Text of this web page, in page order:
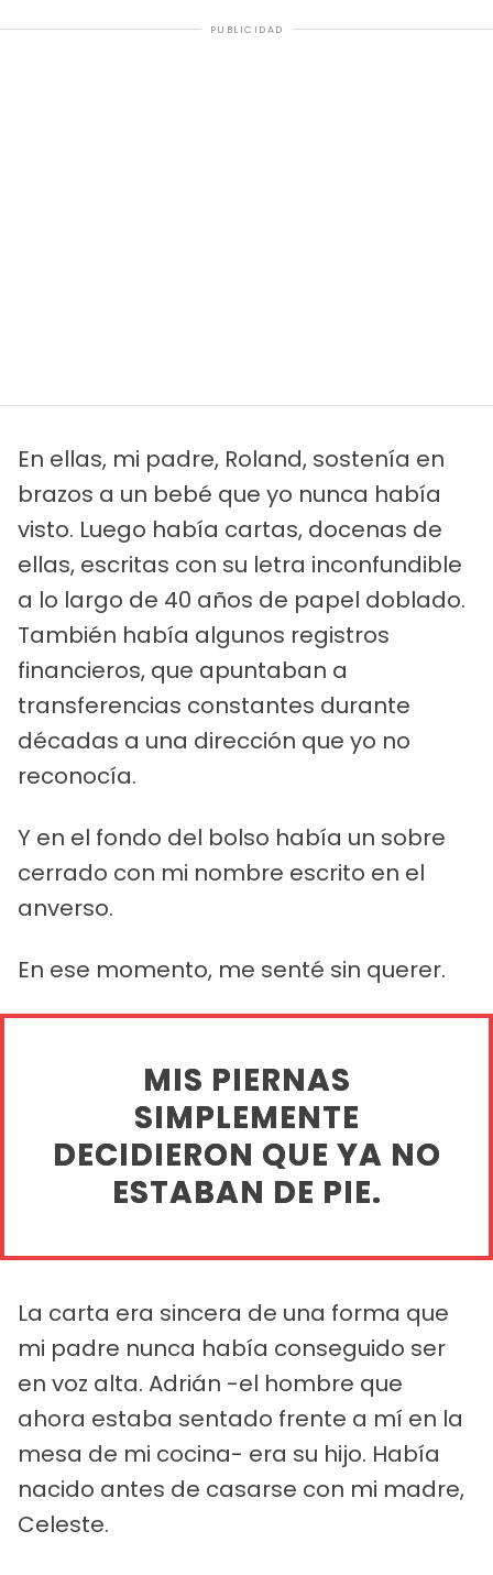
PUBLICIDAD
En ellas, mi padre, Roland, sostenía en
brazos a un bebé que yo nunca había
visto. Luego había cartas, docenas de
ellas, escritas con su letra inconfundible
a lo largo de 40 años de papel doblado.
También había algunos registros
financieros, que apuntaban a
transferencias constantes durante
décadas a una dirección que yo no
reconocía.
Y en el fondo del bolso había un sobre
cerrado con mi nombre escrito en el
anverso.
En ese momento, me senté sin querer.
MIS PIERNAS
SIMPLEMENTE
DECIDIERON QUE YA NO
ESTABAN DE PIE.
La carta era sincera de una forma que
mi padre nunca había conseguido ser
en voz alta. Adrián -el hombre que
ahora estaba sentado frente a mí en la
mesa de mi cocina- era su hijo. Había
nacido antes de casarse con mi madre,
Celeste.